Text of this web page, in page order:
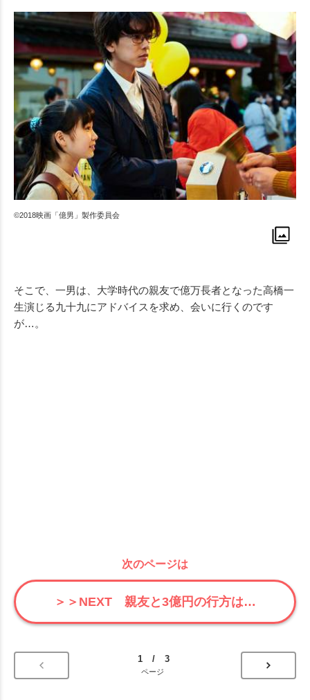
©2018映画「億男」製作委員会
そこで、一男は、大学時代の親友で億万長者となった高橋一
生演じる九十九にアドバイスを求め、会いに行くのです
が…。
次のページは
＞＞NEXT 親友と3億円の行方は…
1 / 3
ページ